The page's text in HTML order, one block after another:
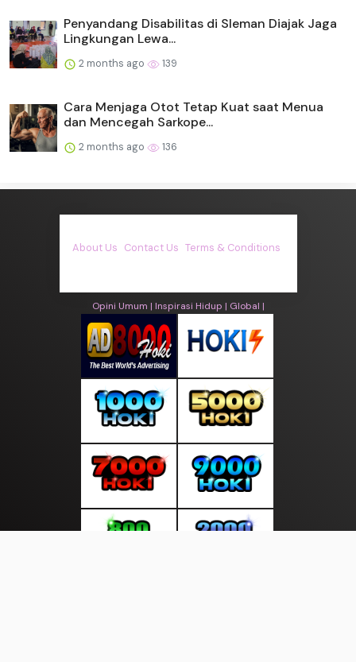
Penyandang Disabilitas di Sleman Diajak Jaga
Lingkungan Lewa...
2 months ago 139
Cara Menjaga Otot Tetap Kuat saat Menua
dan Mencegah Sarkope...
2 months ago 136
About Us Contact Us Terms & Conditions
Opini Umum | Inspirasi Hidup | Global |